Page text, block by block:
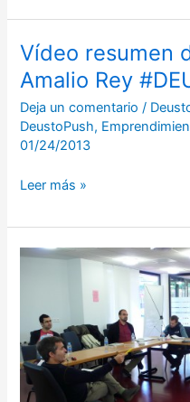
Vídeo resumen
Amalio Rey
Deja un comentario /
DeustoPush,
01/24/2013
Vídeo
resumen
de
la
charla
Amalio
#DEUSTOPUSH12
Leer más »
Primer
DeustoPush12,
empezamos
con
Amalio
Rey